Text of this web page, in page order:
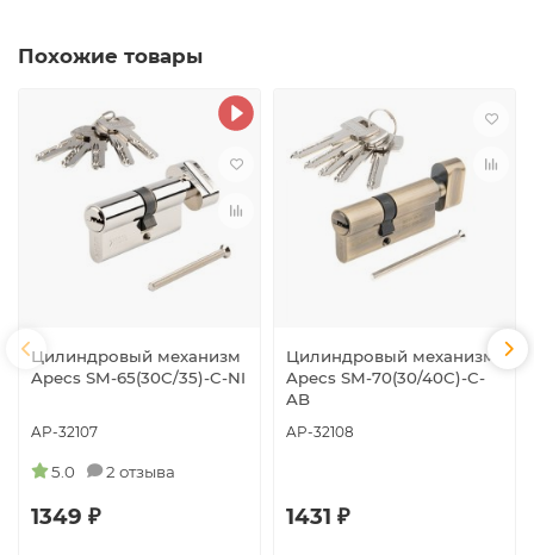
Похожие товары
Цилиндровый механизм
Apecs SM-65(30C/35)-C-NI
AP-32107
5.0 2 отзыва
1349 ₽
Цилиндровый механизм
Apecs SM-70(30/40C)-C-
AB
AP-32108
1431 ₽